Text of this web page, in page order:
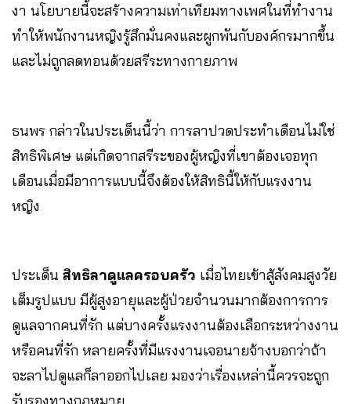
งา นโยบายนี้จะสร้างความเท่าเทียมทางเพศในที่ทำงาน
ทำให้พนักงานหญิงรู้สึกมั่นคงและผูกพันกับองค์กรมากขึ้น
และไม่ถูกลดทอนด้วยสรีระทางกายภาพ
ธนพร กล่าวในประเด็นนี้ว่า การลาปวดประทำเดือนไม่ใช่
สิทธิพิเศษ แต่เกิดจากสรีระของผู้หญิงที่เขาต้องเจอทุก
เดือนเมื่อมีอาการแบบนี้จึงต้องให้สิทธินี้ให้กับแรงงาน
หญิง
ประเด็น สิทธิลาดูแลครอบครัว เมื่อไทยเข้าสู้สังคมสูงวัย
เต็มรูปแบบ มีผู้สูงอายุและผู้ป่วยจำนวนมากต้องการการ
ดูแลจากคนที่รัก แต่บางครั้งแรงงานต้องเลือกระหว่างงาน
หรือคนที่รัก หลายครั้งที่มีแรงงานเจอนายจ้างบอกว่าถ้า
จะลาไปดูแลก็ลาออกไปเลย มองว่าเรื่องเหล่านี้ควรจะถูก
รับรองทางกฎหมาย